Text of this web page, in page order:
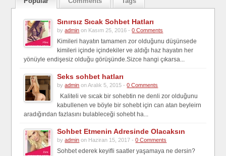
Sınırsız Sıcak Sohbet Hatları
byadmin on Kasım 25, 2016 -0 Comments
Kimileri hayatın tamamen zor olduğunu düşünsede
kimileri içinde içindekiler ve aldığı haz hayatın her
yönüyle endişesiz olduğu görüşünde.Sizce hangi çıkarsa...
Seks sohbet hatları
byadmin on Aralık 5, 2015 -0 Comments
Kaliteli ve sıcak bir sohebtin ne denli zor olduğunu
kabullenen ve böyle bir sohebt için can atan beyleirn
aradığından fazlasını bulableceği sohebt ha...
Sohbet Etmenin Adresinde Olacaksın
byadmin on Haziran 15, 2017 -0 Comments
Sohbet ederek keyifli saatler yaşamaya ne dersin?